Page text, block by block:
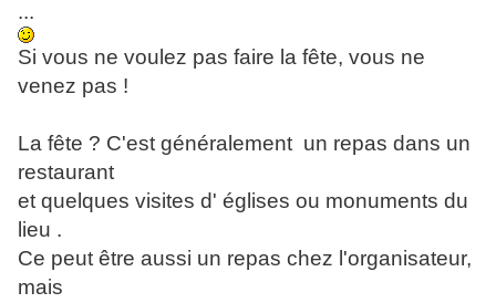
...
Si vous ne voulez pas faire la fête, vous ne
venez pas !
La fête ? C'est généralement un repas dans un
restaurant
et quelques visites d' églises ou monuments du
lieu .
Ce peut être aussi un repas chez l'organisateur,
mais